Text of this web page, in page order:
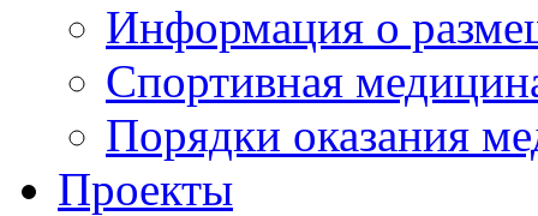
Информация о
Спортивная
Порядки оказания
Проекты